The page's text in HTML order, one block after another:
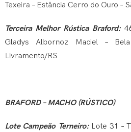
Texeira – Estância Cerro do Ouro –
Terceira Melhor Rústica Braford:
Gladys Albornoz Maciel –
Livramento/RS
BRAFORD – MACHO (RÚSTICO)
Lote Campeão Terneiro: Lote 31 –